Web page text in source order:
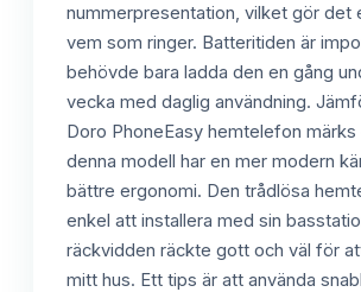
nummerpresentation, vilket gör det
vem som ringer. Batteritiden är
behövde bara ladda den en gång
vecka med daglig användning.
Doro PhoneEasy hemtelefon
denna modell har en mer modern
bättre ergonomi. Den trådlösa
enkel att installera med sin
räckvidden räckte gott och väl för
mitt hus. Ett tips är att använda